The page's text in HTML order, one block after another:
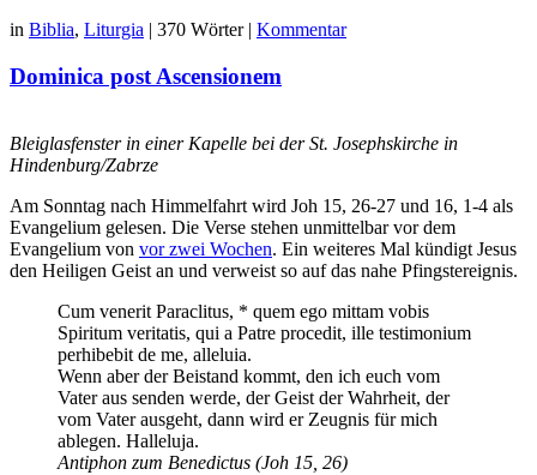
in Biblia, Liturgia | 370 Wörter | Kommentar
Dominica post Ascensionem
Bleiglasfenster in einer Kapelle bei der St. Josephskirche in
Hindenburg/Zabrze
Am Sonntag nach Himmelfahrt wird Joh 15, 26-27 und 16, 1-4 als
Evangelium gelesen. Die Verse stehen unmittelbar vor dem
Evangelium von vor zwei Wochen. Ein weiteres Mal kündigt Jesus
den Heiligen Geist an und verweist so auf das nahe Pfingstereignis.
Cum venerit Paraclitus, * quem ego mittam vobis
Spiritum veritatis, qui a Patre procedit, ille testimonium
perhibebit de me, alleluia.
Wenn aber der Beistand kommt, den ich euch vom
Vater aus senden werde, der Geist der Wahrheit, der
vom Vater ausgeht, dann wird er Zeugnis für mich
ablegen. Halleluja.
Antiphon zum Benedictus (Joh 15, 26)